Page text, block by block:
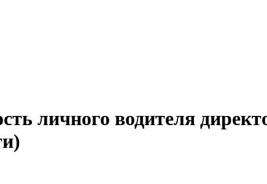
личного водителя